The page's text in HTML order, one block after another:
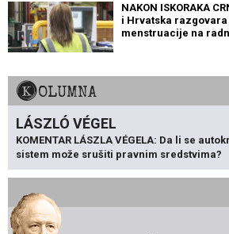
NAKON ISKORAKA
i Hrvatska
menstruacije na
KOLUMNA
LÁSZLÓ VÉGEL
KOMENTAR LÁSZLA VÉGELA: Da li se
sistem može srušiti pravnim sredstvima?